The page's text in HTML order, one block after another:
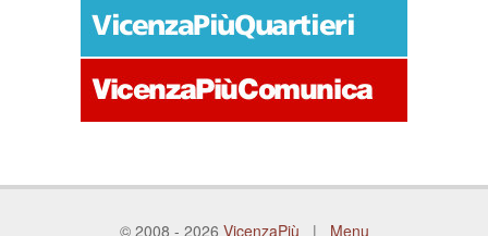
© 2008 - 2026 VicenzaPiù | Menu